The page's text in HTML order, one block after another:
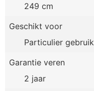
249 cm
Geschikt voor
Particulier gebruik
Garantie veren
2 jaar